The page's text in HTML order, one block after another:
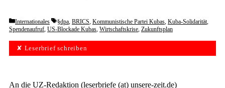
Categories
Internationales Tags
§dpa, BRICS, Kommunistische Partei Kubas, Kuba-Solidarität,
Spendenaufruf, US-Blockade Kubas, Wirtschaftskrise, Zukunftsplan
✘ Leserbrief schreiben
An die UZ-Redaktion (leserbriefe (at) unsere-zeit.de)